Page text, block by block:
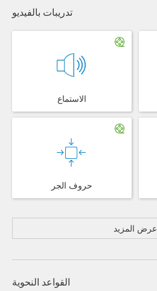
تدريبات بالفيديو
الاستماع
حروف الجر
عرض المزيد
القواعد النحوية